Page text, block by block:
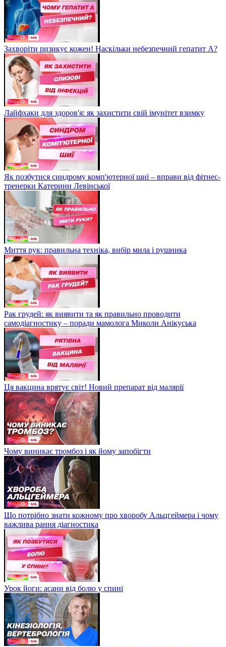
Захворіти ризикує кожен! Наскільки небезпечний гепатит А?
Лайфхаки для здоров'я: як захистити свій імунітет взимку
Як позбутися синдрому комп'ютерної шиї – вправи від фітнес-
тренерки Катерини Левінської
Миття рук: правильна техніка, вибір мила і рушника
Рак грудей: як виявити та як правильно проводити
самодіагностику – поради мамолога Миколи Анікуська
Ця вакцина врятує світ! Новий препарат від малярії
Чому виникає тромбоз і як йому запобігти
Що потрібно знати кожному про хворобу Альцгеймера і чому
важлива рання діагностика
Урок йоги: асани від болю у спині